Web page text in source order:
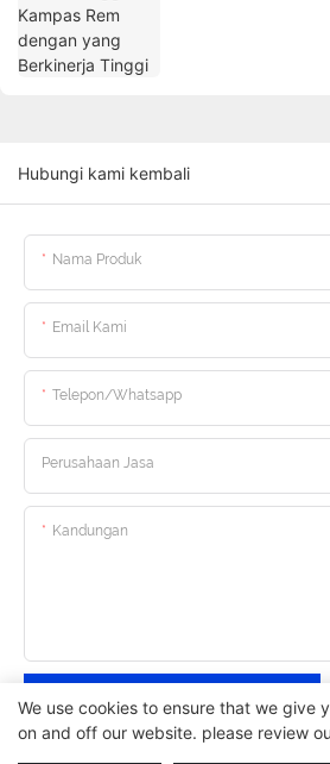
Hubungi kami kembali
Nama Produk
Email Kami
Telepon/whatsapp
Perusahaan Jasa
Kandungan
Kirim Pertanyaan Sekarang
We use cookies to ensure that we give
on and off our website. please review